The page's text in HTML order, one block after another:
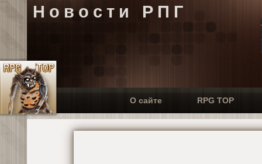
Новости РПГ
О сайте RPG TOP